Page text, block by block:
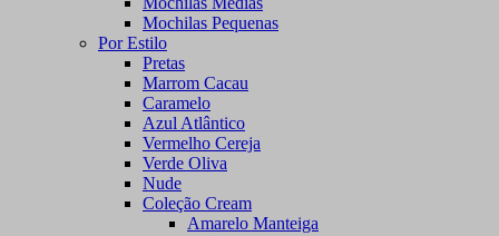
Mochilas Pequenas
Por Estilo
Pretas
Marrom Cacau
Caramelo
Azul Atlântico
Vermelho Cereja
Verde Oliva
Nude
Coleção Cream
Amarelo Manteiga